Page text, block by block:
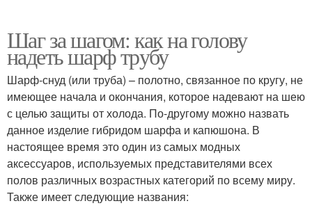
Шаг за шагом: как на голову
надеть шарф трубу
Шарф-снуд (или труба) – полотно, связанное по кругу, не
имеющее начала и окончания, которое надевают на шею
с целью защиты от холода. По-другому можно назвать
данное изделие гибридом шарфа и капюшона. В
настоящее время это один из самых модных
аксессуаров, используемых представителями всех
полов различных возрастных категорий по всему миру.
Также имеет следующие названия: